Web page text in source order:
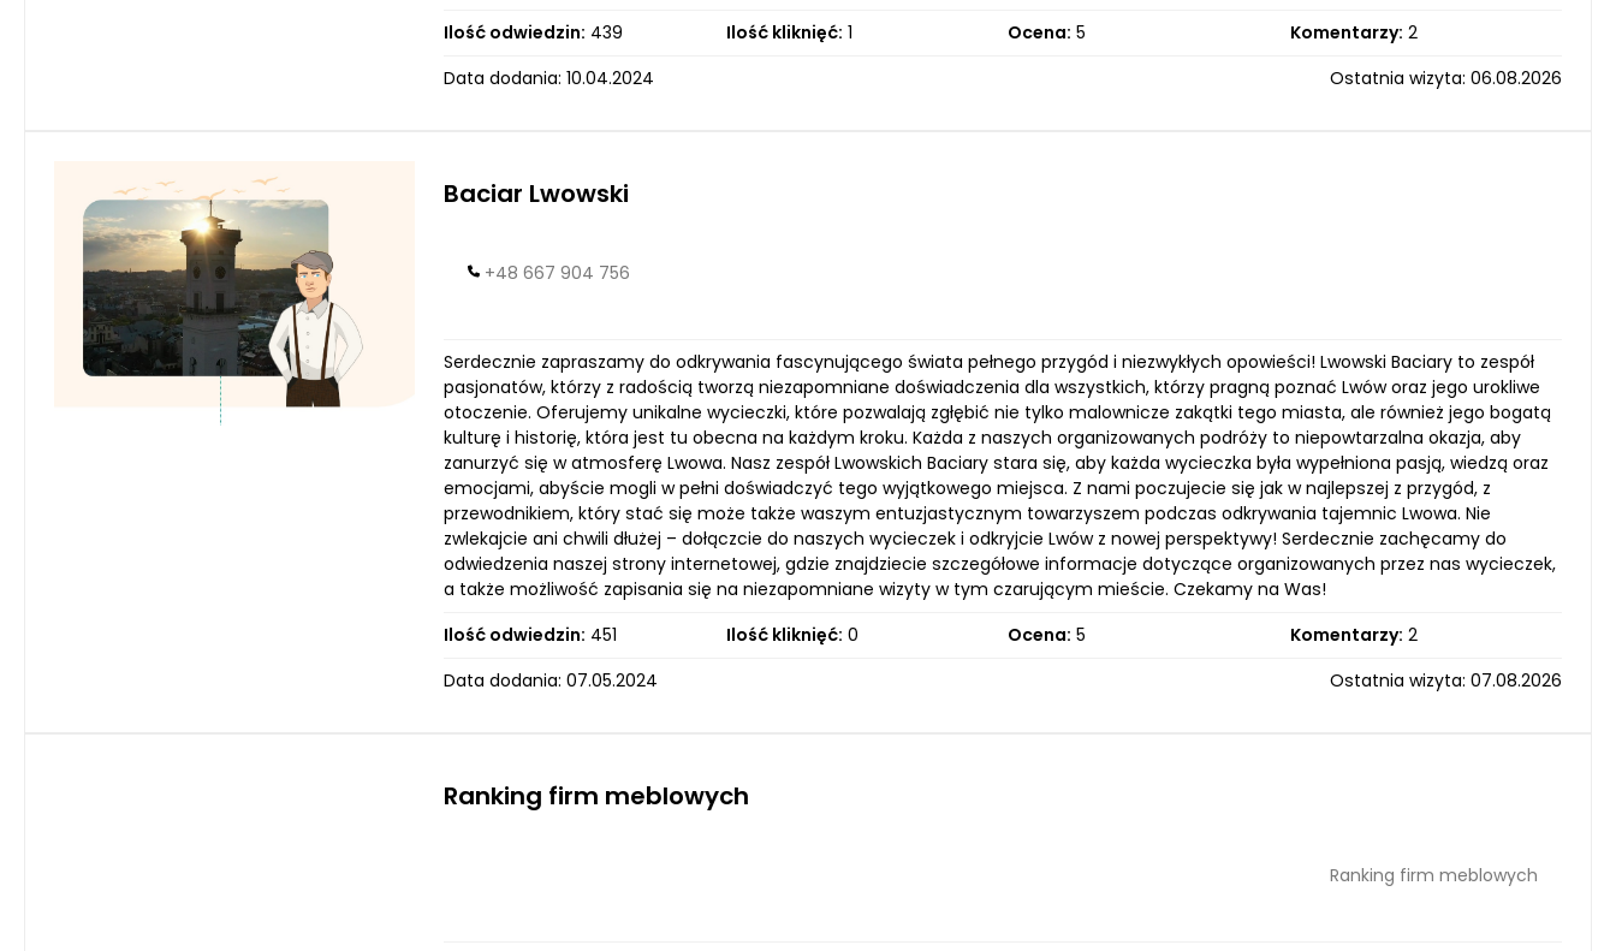
Ilość odwiedzin: 439 Ilość kliknięć: 1 Ocena: 5 Komentarzy: 2
Data dodania: 10.04.2024
Ostatnia wizyta: 06.08.2026
Baciar Lwowski
+48 667 904 756
Serdecznie zapraszamy do odkrywania fascynującego świata pełnego przygód i niezwykłych opowieści! Lwowski Baciary to zespół
pasjonatów, którzy z radością tworzą niezapomniane doświadczenia dla wszystkich, którzy pragną poznać Lwów oraz jego urokliwe
otoczenie. Oferujemy unikalne wycieczki, które pozwalają zgłębić nie tylko malownicze zakątki tego miasta, ale również jego bogatą
kulturę i historię, która jest tu obecna na każdym kroku. Każda z naszych organizowanych podróży to niepowtarzalna okazja, aby
zanurzyć się w atmosferę Lwowa. Nasz zespół Lwowskich Baciary stara się, aby każda wycieczka była wypełniona pasją, wiedzą oraz
emocjami, abyście mogli w pełni doświadczyć tego wyjątkowego miejsca. Z nami poczujecie się jak w najlepszej z przygód, z
przewodnikiem, który stać się może także waszym entuzjastycznym towarzyszem podczas odkrywania tajemnic Lwowa. Nie
zwlekajcie ani chwili dłużej – dołączcie do naszych wycieczek i odkryjcie Lwów z nowej perspektywy! Serdecznie zachęcamy do
odwiedzenia naszej strony internetowej, gdzie znajdziecie szczegółowe informacje dotyczące organizowanych przez nas wycieczek,
a także możliwość zapisania się na niezapomniane wizyty w tym czarującym mieście. Czekamy na Was!
Ilość odwiedzin: 451 Ilość kliknięć: 0 Ocena: 5 Komentarzy: 2
Data dodania: 07.05.2024
Ostatnia wizyta: 07.08.2026
Ranking firm meblowych
Ranking firm meblowych